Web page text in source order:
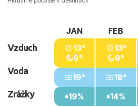
Vzduch
Voda
Zrážky
JAN
13°
9°
19°
19%
FEB
13°
9°
18°
14%